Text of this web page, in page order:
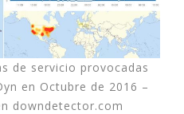
de servicio provocadas
en Octubre de 2016 –
downdetector.com